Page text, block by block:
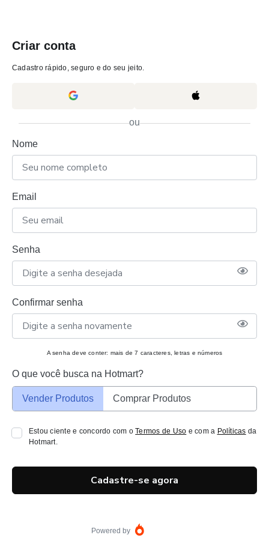
Criar conta
Cadastro rápido, seguro e do seu jeito.
ou
Nome
Email
Senha
Confirmar senha
A senha deve conter: mais de 7 caracteres, letras e números
O que você busca na Hotmart?
Vender Produtos Comprar Produtos
Estou ciente e concordo com oTermos de Uso e com a Políticas da
Hotmart.
Cadastre-se agora
Powered by